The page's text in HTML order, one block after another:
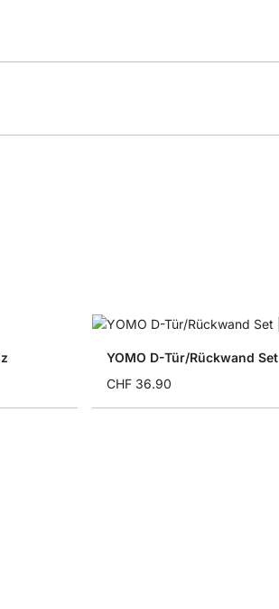
YOMO D-Tür/Rückwand Set
CHF 36.90